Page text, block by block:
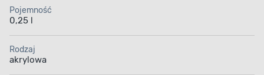
Pojemność
0,25 l
Rodzaj
akrylowa